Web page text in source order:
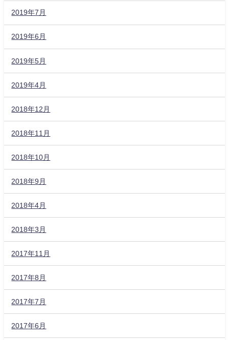
2019年7月
2019年6月
2019年5月
2019年4月
2018年12月
2018年11月
2018年10月
2018年9月
2018年4月
2018年3月
2017年11月
2017年8月
2017年7月
2017年6月